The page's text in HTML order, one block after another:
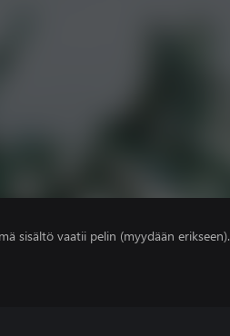
sisältö vaatii pelin (myydään erikseen).